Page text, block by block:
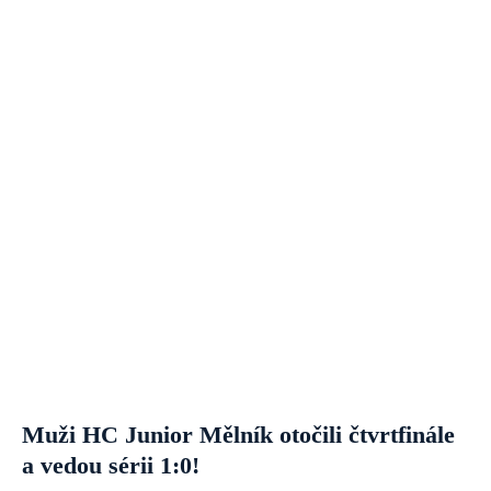
Muži HC Junior Mělník otočili čtvrtfinále
a vedou sérii 1:0!